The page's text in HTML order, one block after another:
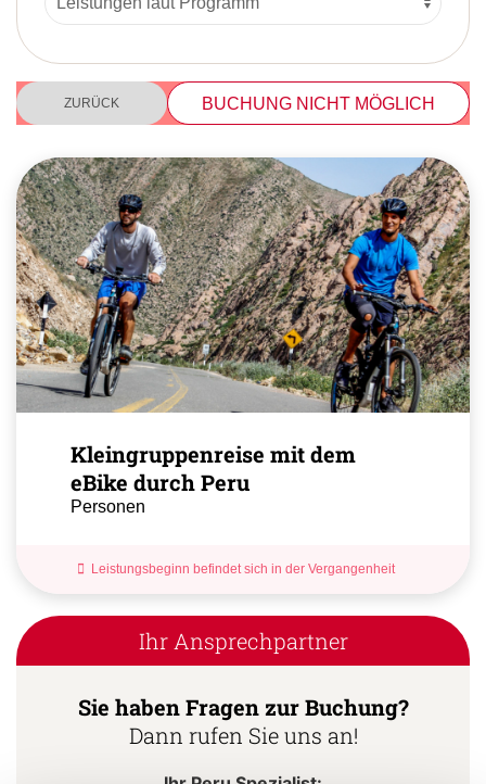
ZURÜCK BUCHUNG NICHT MÖGLICH
Kleingruppenreise mit dem
eBike durch Peru
Personen
Leistungsbeginn befindet sich in der Vergangenheit
Ihr Ansprechpartner
Sie haben Fragen zur Buchung?
Dann rufen Sie uns an!